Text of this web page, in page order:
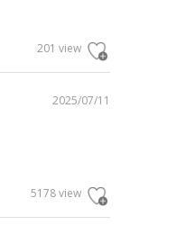
201 view
2025/07/11
5178 view